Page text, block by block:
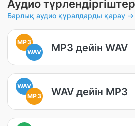
Аудио түрлендіргіштер
Барлық аудио құралдарды қарау →
MP3
WAV
MP3 дейін WAV
WAV
MP3
WAV дейін MP3